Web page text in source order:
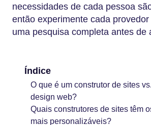
necessidades de cada pessoa
então experimente cada
uma pesquisa completa antes de
Índice
O que é um construtor de sites
design web?
Quais construtores de sites têm
mais personalizáveis?